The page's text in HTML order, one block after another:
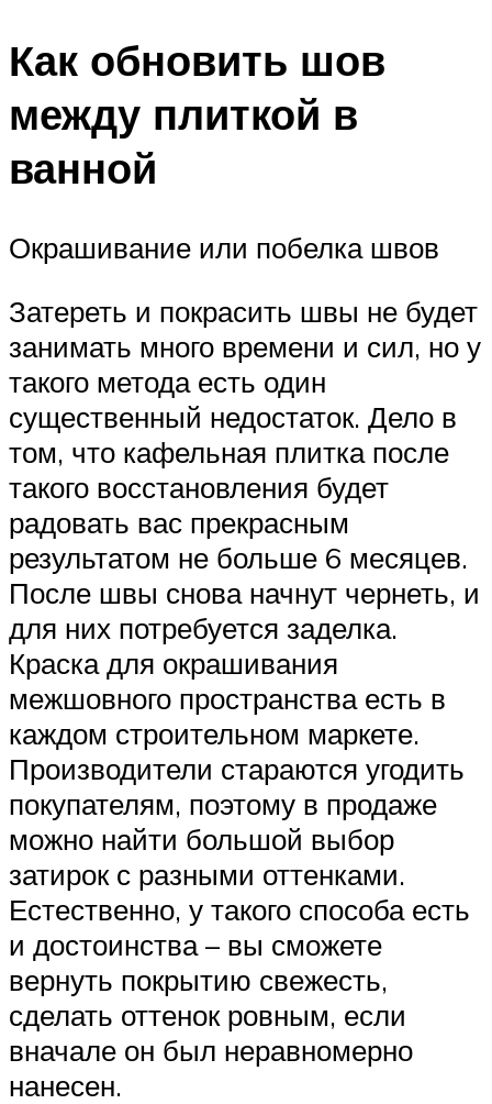
Как обновить шов
между плиткой в
ванной
Окрашивание или побелка швов
Затереть и покрасить швы не будет
занимать много времени и сил, но у
такого метода есть один
существенный недостаток. Дело в
том, что кафельная плитка после
такого восстановления будет
радовать вас прекрасным
результатом не больше 6 месяцев.
После швы снова начнут чернеть, и
для них потребуется заделка.
Краска для окрашивания
межшовного пространства есть в
каждом строительном маркете.
Производители стараются угодить
покупателям, поэтому в продаже
можно найти большой выбор
затирок с разными оттенками.
Естественно, у такого способа есть
и достоинства – вы сможете
вернуть покрытию свежесть,
сделать оттенок ровным, если
вначале он был неравномерно
нанесен.